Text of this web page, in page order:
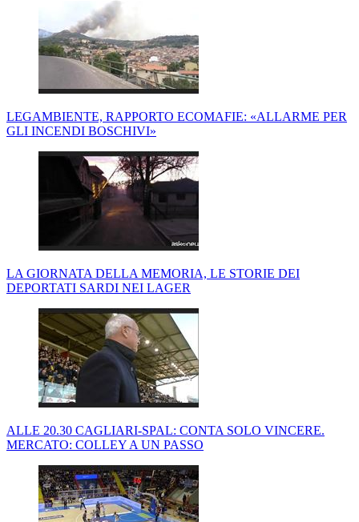
LEGAMBIENTE, RAPPORTO ECOMAFIE: «ALLARME PER
GLI INCENDI BOSCHIVI»
LA GIORNATA DELLA MEMORIA, LE STORIE DEI
DEPORTATI SARDI NEI LAGER
ALLE 20.30 CAGLIARI-SPAL: CONTA SOLO VINCERE.
MERCATO: COLLEY A UN PASSO